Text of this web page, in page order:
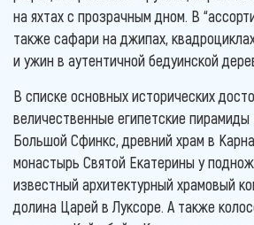
на яхтах с прозрачным дном. В
также сафари на джипах,
и ужин в аутентичной бедуинской
В списке основных исторических
величественные египетские пирамиды
Большой Сфинкс, древний храм в
монастырь Святой Екатерины у
известный архитектурный храмовый
долина Царей в Луксоре. А также